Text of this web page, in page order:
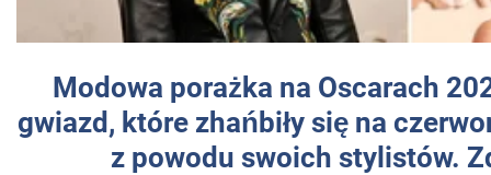
Modowa porażka na Oscarach
gwiazd, które zhańbiły się na
z powodu swoich stylistów.